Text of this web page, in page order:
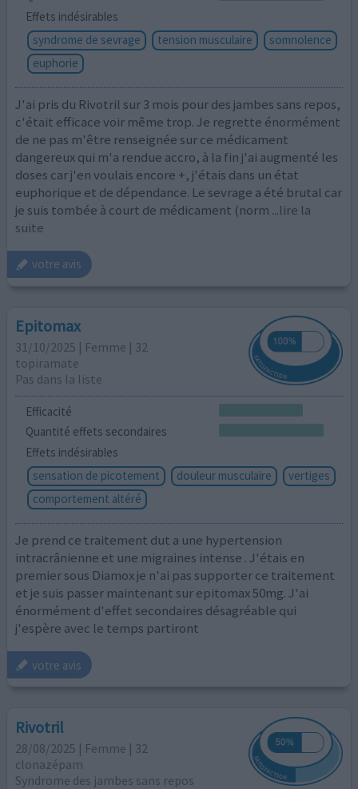
Effets indésirables
syndrome de sevrage
tension musculaire
somnolence
euphorie
J'ai pris du Rivotril sur 3 mois pour des jambes sans repos,
c'était efficace voir même trop. Je regrette énormément
de ne pas m'être renseignée sur ce médicament
dangereux qui m'a rendue accro, à la fin j'ai augmenté les
doses car j'en voulais encore +, j'étais dans un état
euphorique et de dépendance. Le sevrage a été brutal car
je suis tombée à court de médicament (norm ...lire la
suite
votre avis
Epitomax
31/10/2025 | Femme | 32
topiramate
Pas dans la liste
Efficacité
Quantité effets secondaires
Effets indésirables
sensation de picotement
douleur musculaire
vertiges
comportement altéré
Je prend ce traitement dut a une hypertension
intracrânienne et une migraines intense . J'étais en
premier sous Diamox je n'ai pas supporter ce traitement
et je suis passer maintenant sur epitomax 50mg. J'ai
énormément d'effet secondaires désagréable qui
j'espère avec le temps partiront
votre avis
Rivotril
28/08/2025 | Femme | 32
clonazépam
Syndrome des jambes sans repos